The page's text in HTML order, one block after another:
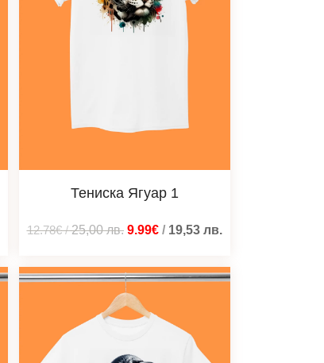
Тениска Ягуар 1
12.78€/25,00лв. 9.99€/ 19,53 лв.